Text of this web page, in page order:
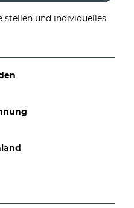
stellen und individuelles